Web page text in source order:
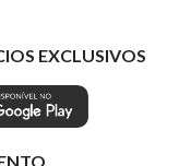
EXCLUSIVOS